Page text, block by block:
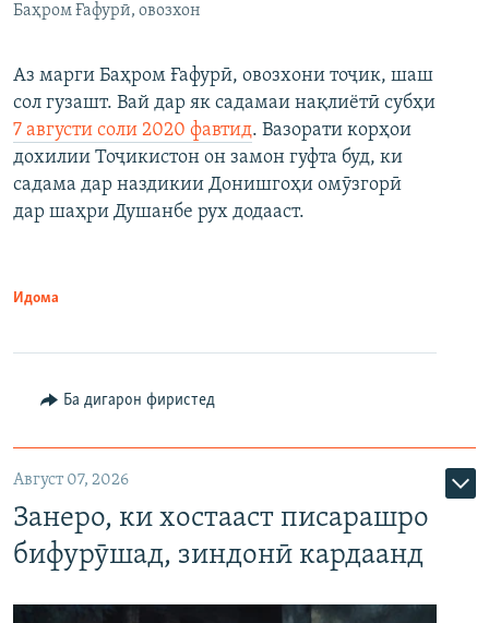
Баҳром Ғафурӣ, овозхон
Аз марги Баҳром Ғафурӣ, овозхони тоҷик, шаш
сол гузашт. Вай дар як садамаи нақлиётӣ субҳи
7 августи соли 2020 фавтид. Вазорати корҳои
дохилии Тоҷикистон он замон гуфта буд, ки
садама дар наздикии Донишгоҳи омӯзгорӣ
дар шаҳри Душанбе рух додааст.
Идома
Ба дигарон фиристед
Август 07, 2026
Занеро, ки хостааст писарашро
бифурӯшад, зиндонӣ кардаанд